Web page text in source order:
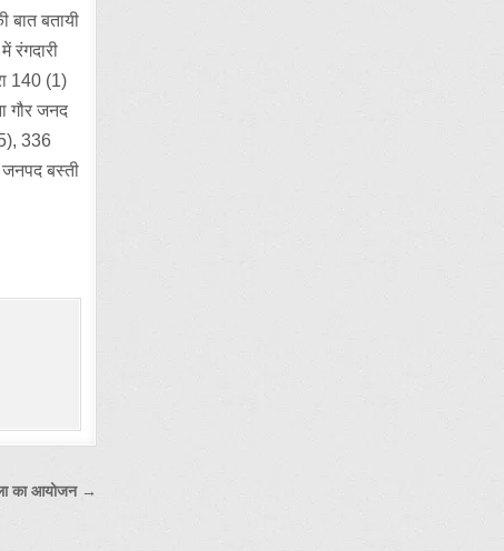
बतायी
रंगदारी
140 (1)
गौर जनद
336
बस्ती
का आयोजन →